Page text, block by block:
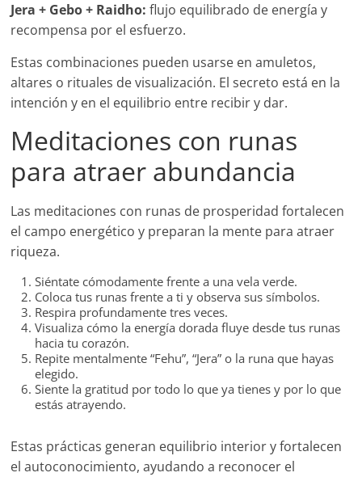
Jera + Gebo + Raidho: flujo equilibrado de energía y
recompensa por el esfuerzo.
Estas combinaciones pueden usarse en amuletos,
altares o rituales de visualización. El secreto está en la
intención y en el equilibrio entre recibir y dar.
Meditaciones con runas
para atraer abundancia
Las meditaciones con runas de prosperidad fortalecen
el campo energético y preparan la mente para atraer
riqueza.
Siéntate cómodamente frente a una vela verde.
Coloca tus runas frente a ti y observa sus símbolos.
Respira profundamente tres veces.
Visualiza cómo la energía dorada fluye desde tus runas
hacia tu corazón.
Repite mentalmente “Fehu”, “Jera” o la runa que hayas
elegido.
Siente la gratitud por todo lo que ya tienes y por lo que
estás atrayendo.
Estas prácticas generan equilibrio interior y fortalecen
el autoconocimiento, ayudando a reconocer el